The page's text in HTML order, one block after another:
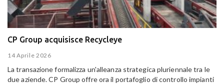
CP Group acquisisce Recycleye
14 Aprile 2026
La transazione formalizza un'alleanza strategica pluriennale tra le
due aziende. CP Group offre ora il portafoglio di controllo impianti